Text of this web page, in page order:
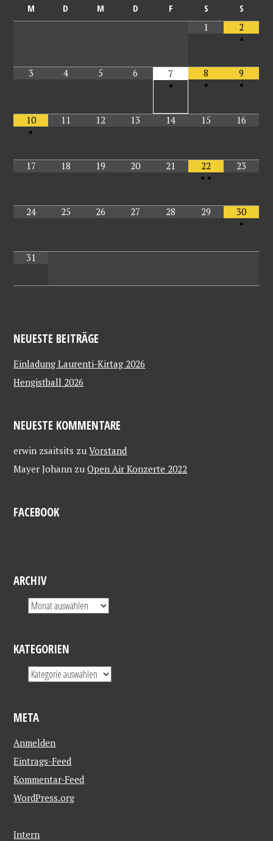
M D M D F S
S
1
2
•
3 4 5 6
7
•
8
•
9
•
10
•
11 12 13 14 15 16
17 18 19 20 21
22
• •
23
24 25 26 27 28 29
30
•
31
NEUESTE BEITRÄGE
Einladung Laurenti-Kirtag 2026
Hengistball 2026
NEUESTE KOMMENTARE
erwin zsaitsits zuVorstand
Mayer Johann zuOpen Air Konzerte 2022
FACEBOOK
ARCHIV
KATEGORIEN
META
Anmelden
Eintrags-Feed
Kommentar-Feed
WordPress.org
Intern